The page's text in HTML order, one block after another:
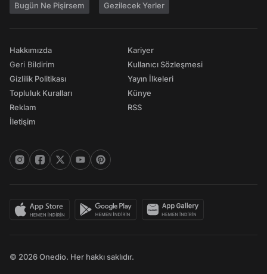
Bugün Ne Pişirsem Gezilecek Yerler
Hakkımızda
Geri Bildirim
Gizlilik Politikası
Topluluk Kuralları
Reklam
İletişim
Kariyer
Kullanıcı Sözleşmesi
Yayın İlkeleri
Künye
RSS
© 2026 Onedio. Her hakkı saklıdır.